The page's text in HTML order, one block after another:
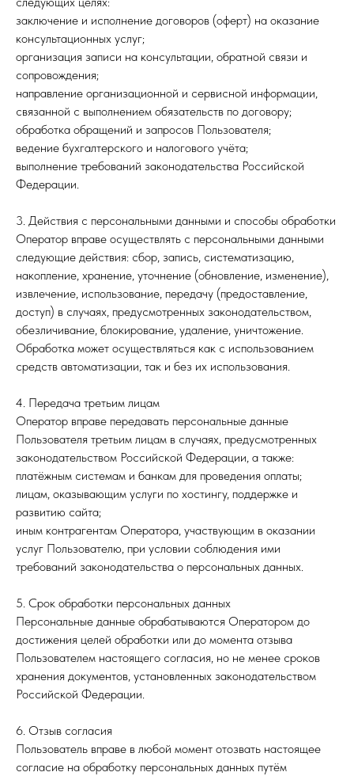
заключение и исполнение договоров (оферт) на оказание
консультационных услуг;
организация записи на консультации, обратной связи и
сопровождения;
направление организационной и сервисной информации,
связанной с выполнением обязательств по договору;
обработка обращений и запросов Пользователя;
ведение бухгалтерского и налогового учёта;
выполнение требований законодательства Российской
Федерации.
3. Действия с персональными данными и способы обработки
Оператор вправе осуществлять с персональными данными
следующие действия: сбор, запись, систематизацию,
накопление, хранение, уточнение (обновление, изменение),
извлечение, использование, передачу (предоставление,
доступ) в случаях, предусмотренных законодательством,
обезличивание, блокирование, удаление, уничтожение.
Обработка может осуществляться как с использованием
средств автоматизации, так и без их использования.
4. Передача третьим лицам
Оператор вправе передавать персональные данные
Пользователя третьим лицам в случаях, предусмотренных
законодательством Российской Федерации, а также:
платёжным системам и банкам для проведения оплаты;
лицам, оказывающим услуги по хостингу, поддержке и
развитию сайта;
иным контрагентам Оператора, участвующим в оказании
услуг Пользователю, при условии соблюдения ими
требований законодательства о персональных данных.
5. Срок обработки персональных данных
Персональные данные обрабатываются Оператором до
достижения целей обработки или до момента отзыва
Пользователем настоящего согласия, но не менее сроков
хранения документов, установленных законодательством
Российской Федерации.
6. Отзыв согласия
Пользователь вправе в любой момент отозвать настоящее
согласие на обработку персональных данных путём